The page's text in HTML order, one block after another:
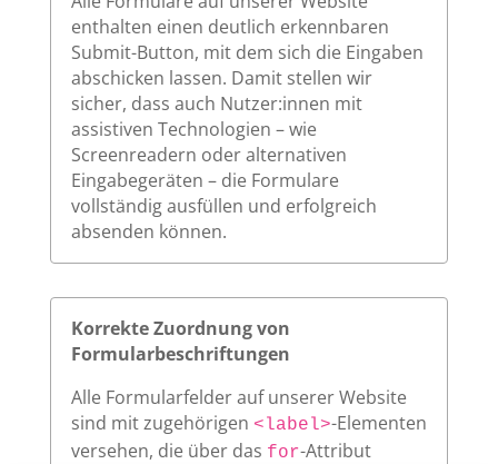
enthalten einen deutlich erkennbaren
Submit-Button, mit dem sich die Eingaben
abschicken lassen. Damit stellen wir
sicher, dass auch Nutzer:innen mit
assistiven Technologien – wie
Screenreadern oder alternativen
Eingabegeräten – die Formulare
vollständig ausfüllen und erfolgreich
absenden können.
Korrekte Zuordnung von
Formularbeschriftungen
Alle Formularfelder auf unserer Website
sind mit zugehörigen <label>-Elementen
versehen, die über das for-Attribut